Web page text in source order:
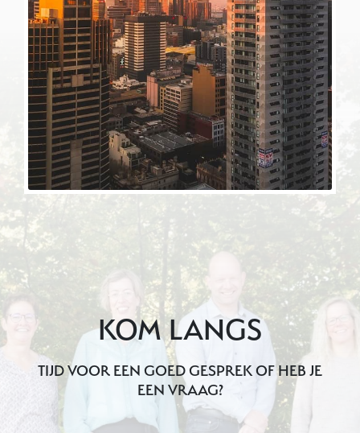
KOM LANGS
TIJD VOOR EEN GOED GESPREK OF HEB JE
EEN VRAAG?